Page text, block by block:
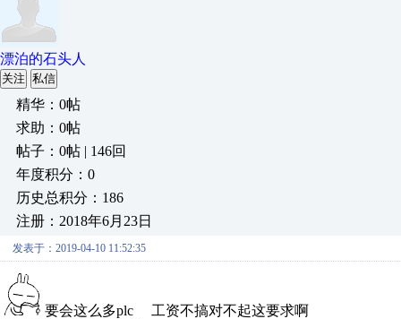
漂泊的石头人
关注 私信
精华：0帖
求助：0帖
帖子：0帖 | 146回
年度积分：0
历史总积分：186
注册：2018年6月23日
发表于：2019-04-10 11:52:35
要会这么多plc 工资不搞对不起这要求啊